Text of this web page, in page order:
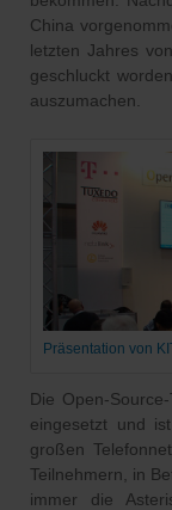
China
letzten Jahres
geschluckt
auszumachen.
Präsentation von
Die Open-
eingesetzt und
großen
Teilnehmern, in
immer die